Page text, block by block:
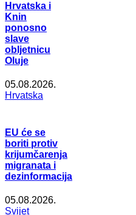
Hrvatska i
Knin
ponosno
slave
obljetnicu
Oluje
05.08.2026.
Hrvatska
EU će se
boriti protiv
krijumčarenja
migranata i
dezinformacija
05.08.2026.
Svijet